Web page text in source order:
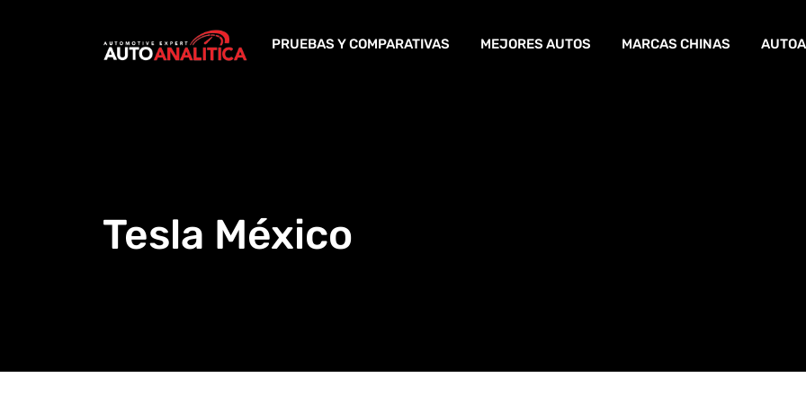
PRUEBAS Y COMPARATIVAS MEJORES AUTOS MARCAS CHINAS
Tesla México